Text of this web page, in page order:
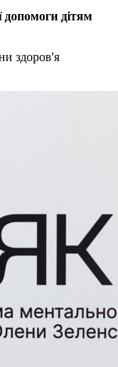
допомоги дітям
здоров'я